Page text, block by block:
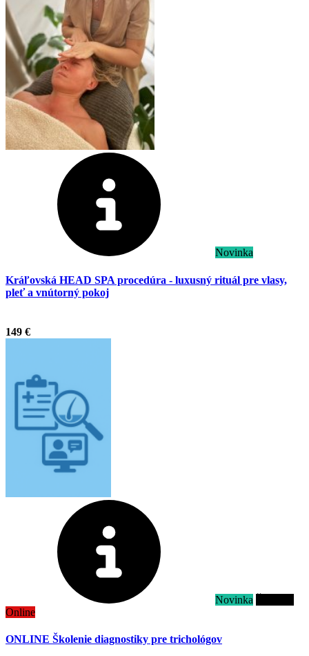
Novinka
Kráľovská HEAD SPA procedúra - luxusný rituál pre vlasy,
pleť a vnútorný pokoj
149 €
Novinka
Online
ONLINE Školenie diagnostiky pre trichológov